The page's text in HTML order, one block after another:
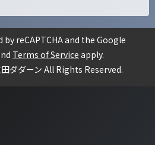
reCAPTCHA and the Google
Terms of Service apply.
ダダーン All Rights Reserved.